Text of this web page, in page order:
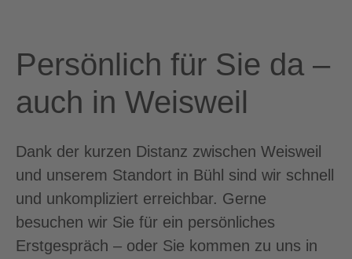
Persönlich für Sie da –
auch in Weisweil
Dank der kurzen Distanz zwischen Weisweil
und unserem Standort in Bühl sind wir schnell
und unkompliziert erreichbar. Gerne
besuchen wir Sie für ein persönliches
Erstgespräch – oder Sie kommen zu uns in